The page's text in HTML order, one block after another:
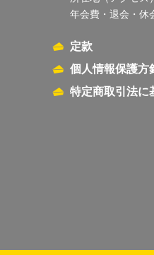
年会費・退会・休
定款
個人情報保護方
特定商取引法に